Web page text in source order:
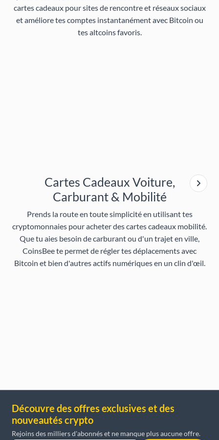
cartes cadeaux pour sites de rencontre et réseaux sociaux
et améliore tes comptes instantanément avec Bitcoin ou
tes altcoins favoris.
Cartes Cadeaux Voiture,
Carburant & Mobilité
Prends la route en toute simplicité en utilisant tes
cryptomonnaies pour acheter des cartes cadeaux mobilité.
Que tu aies besoin de carburant ou d'un trajet en ville,
CoinsBee te permet de régler tes déplacements avec
Bitcoin et bien d'autres actifs numériques en un clin d'œil.
Découvre des offres exclusives et des
nouveautés crypto
Rejoins des milliers d'abonnés et ne manque plus aucune offre.